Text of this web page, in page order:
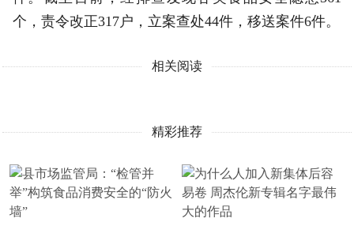
个，责令改正317户，立案查处44件，移送案件6件。
相关阅读
精彩推荐